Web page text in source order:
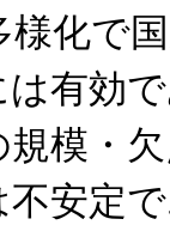
化で
有効
規模・
安定